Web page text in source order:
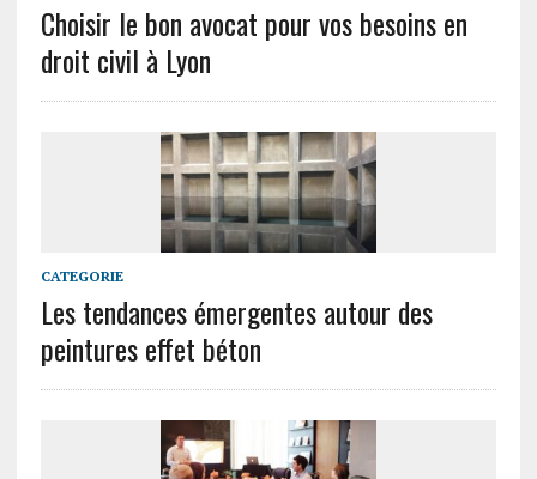
Choisir le bon avocat pour vos besoins en
droit civil à Lyon
CATEGORIE
Les tendances émergentes autour des
peintures effet béton